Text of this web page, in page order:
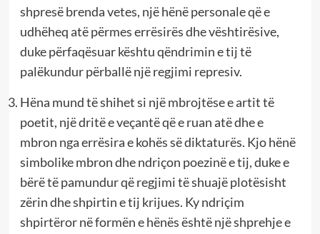
shpresë brenda vetes, një hënë personale që e
udhëheq atë përmes errësirës dhe vështirësive,
duke përfaqësuar kështu qëndrimin e tij të
palëkundur përballë një regjimi represiv.
Hëna mund të shihet si një mbrojtëse e artit të
poetit, një dritë e veçantë që e ruan atë dhe e
mbron nga errësira e kohës së diktaturës. Kjo hënë
simbolike mbron dhe ndriçon poezinë e tij, duke e
bërë të pamundur që regjimi të shuajë plotësisht
zërin dhe shpirtin e tij krijues. Ky ndriçim
shpirtëror në formën e hënës është një shprehje e